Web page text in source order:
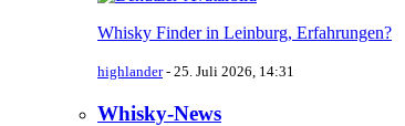
Whisky Finder in Leinburg, Erfahrungen?
highlander- 25. Juli 2026, 14:31
Whisky-News